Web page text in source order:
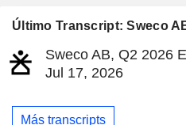
Último Transcript: Sweco
Sweco AB, Q2 2026
Jul 17, 2026
Más transcripts